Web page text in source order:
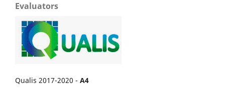
Evaluators
Qualis 2017-2020 - A4